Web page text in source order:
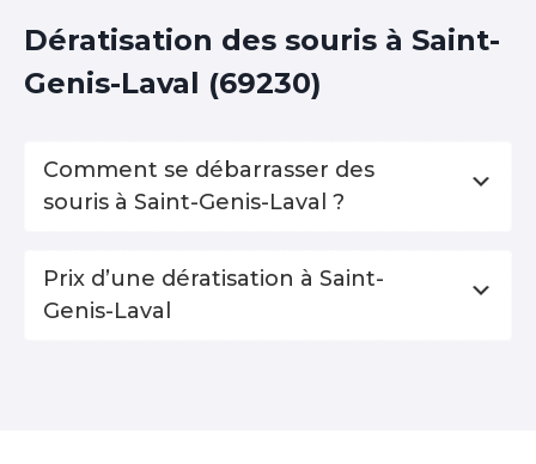
Dératisation des souris à Saint-
Genis-Laval (69230)
Comment se débarrasser des
souris à Saint-Genis-Laval ?
Prix d’une dératisation à Saint-
Genis-Laval